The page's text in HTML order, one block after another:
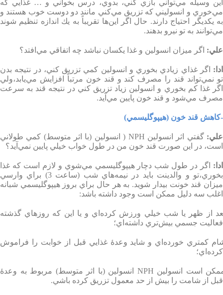
اين وسيله مي‌تواني بازي كني، بدوي، درس بخواني و … غذايي كه
مي‌خوري و انسوليني كه تزريق مي‌كني مانند دو دوست خوب هستند و
به يكديگر احتياج دارند. حال اگر اين‌ها تقريباً به يك اندازه تنظيم شوند
مي‌توانند به تو نيرو بدهند.
علي: اگر ميزان انسولين و غذا يكسان نباشد چه اتفاقي مي‌افتد؟
ادا : اگر غذاي زيادي بخوري و انسولين كمي تزريق كني، در نتيجه بدن
تو نمي‌تواند قند را مصرف كند و قند خون مرتباً افزايش مي‌يابد،‌ولي
اگر غذا كم بخوري و انسولين زياد تزريق كني در نتيجه قند به سرعت
مصرف مي‌شود و قند خون پايين مي‌آيد.
-كاهش قند خون (هيپوگليسمي)
علي:گفتي اثر انسولين NPH
(
انسولين (با اثر متوسط) كمي طولاني
است،‌ در اين صورت قند خون من در طول خواب خيلي پايين نمي‌آيد؟
ادا : اگر در طول شب دچار هيپوگليسمي مي‌شوي و لازم است كه غذا
بخوري،‌تو و والدينت بايد در نيمه‌هاي شب (ساعت 3) براي وارسي
ميزان قند خونت بيدار شويد. به هر حال براي بروز هيپوگليسمي شبانه
اغلب سه دليل ممكن است وجود داشته باشد:
از ظهر يا شب خيلي ورزش كرده‌اي و يا اين كه روزهاي گذشته
فعاليت جسمي بيش‌تري داشته‌اي؛
كمتري خورده‌اي و شايد وعدۀ غذايي قبل از خوابت را فراموش
كرده‌اي؛
است انسولين NPH
انسولين (با اثر متوسط) مربوط به وعدۀ
قبل از شامت را بيش از حد معمول تزريق كرده باشي.